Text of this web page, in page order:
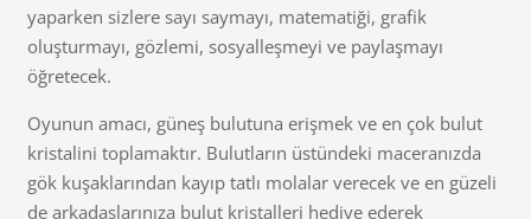
yaparken sizlere sayı saymayı, matematiği, grafik
oluşturmayı, gözlemi, sosyalleşmeyi ve paylaşmayı
öğretecek.
Oyunun amacı, güneş bulutuna erişmek ve en çok bulut
kristalini toplamaktır. Bulutların üstündeki maceranızda
gök kuşaklarından kayıp tatlı molalar verecek ve en güzeli
de arkadaşlarınıza bulut kristalleri hediye ederek